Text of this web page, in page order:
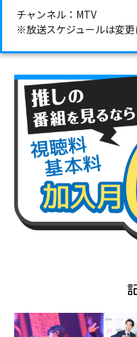
チャンネル：MTV
※放送スケジュールは変